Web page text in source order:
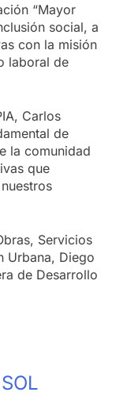
“Mayor
social, a
con la misión
laboral de
Carlos
de
la comunidad
que
Servicios
Urbana, Diego
de Desarrollo